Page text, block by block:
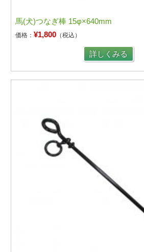
馬(犬)つなぎ棒 15φ×640mm
価格：¥1,800 （税込）
詳しくみる